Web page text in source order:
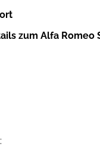
zum Alfa Romeo